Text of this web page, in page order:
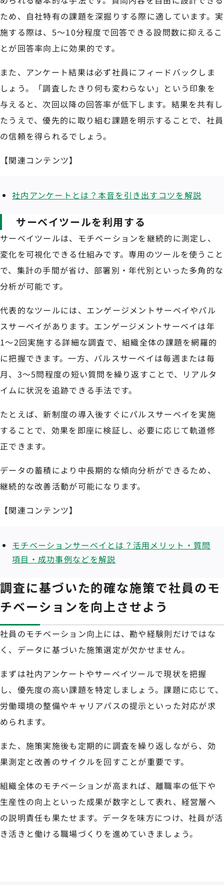
ため、自社特有の課題を深掘りする際に適しています。実
施する際は、5〜10分程度で回答できる設問数に抑えるこ
とが回答率向上に効果的です。
また、アンケート結果は必ず社員にフィードバックしま
しょう。「調査したきり何も変わらない」という印象を
与えると、次回以降の回答率が低下します。結果を共有し
たうえで、優先的に取り組む課題を明示することで、社員
の信頼を得られるでしょう。
【関連コンテンツ】
社内アンケートとは？本音を引き出すコツを解説
サーベイツールを利用する
サーベイツールは、モチベーションを継続的に測定し、
変化を可視化できる仕組みです。専用のツールを使うこと
で、集計の手間が省け、部署別・年代別といった多角的な
分析が可能です。
代表的なツールには、エンゲージメントサーベイやパル
スサーベイがあります。エンゲージメントサーベイは年
1〜2回実施する詳細な調査で、組織全体の課題を網羅的
に把握できます。一方、パルスサーベイは毎週または毎
月、3〜5問程度の短い質問を繰り返すことで、リアルタ
イムに状況を追跡できる手法です。
たとえば、新制度の導入後すぐにパルスサーベイを実施
することで、効果を即座に検証し、必要に応じて軌道修
正できます。
データの蓄積により中長期的な傾向分析ができるため、
継続的な改善活動が可能になります。
【関連コンテンツ】
モチベーションサーベイとは？活用メリット・質問
項目・成功事例などを解説
調査に基づいた的確な施策で社員のモ
チベーションを向上させよう
社員のモチベーション向上には、勘や経験則だけではな
く、データに基づいた施策選定が欠かせません。
まずは社内アンケートやサーベイツールで現状を把握
し、優先度の高い課題を特定しましょう。課題に応じて、
労働環境の整備やキャリアパスの提示といった対応が求
められます。
また、施策実施後も定期的に調査を繰り返しながら、効
果測定と改善のサイクルを回すことが重要です。
組織全体のモチベーションが高まれば、離職率の低下や
生産性の向上といった成果が数字として表れ、経営層へ
の説明責任も果たせます。データを味方につけ、社員が活
き活きと働ける職場づくりを進めていきましょう。